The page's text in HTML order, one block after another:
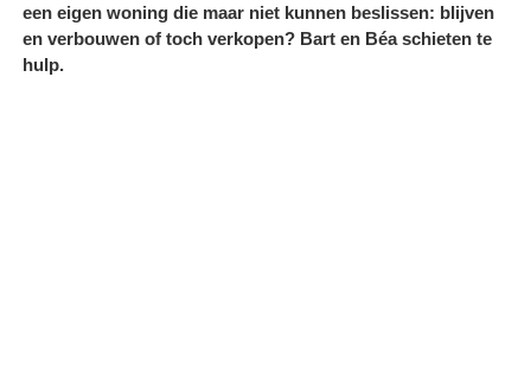
een eigen woning die maar niet kunnen beslissen: blijven
en verbouwen of toch verkopen? Bart en Béa schieten te
hulp.